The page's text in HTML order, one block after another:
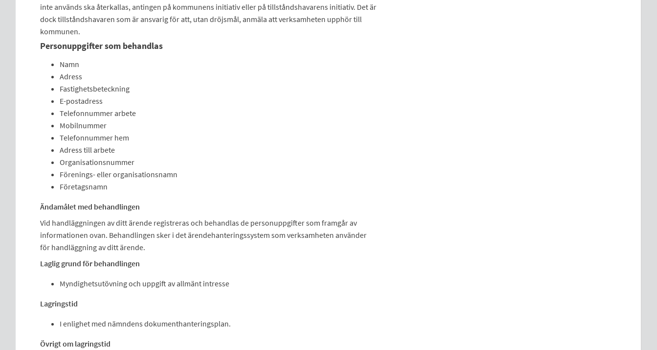
inte används ska återkallas, antingen på kommunens initiativ eller på tillståndshavarens initiativ. Det är
dock tillståndshavaren som är ansvarig för att, utan dröjsmål, anmäla att verksamheten upphör till
kommunen.
Personuppgifter som behandlas
Namn
Adress
Fastighetsbeteckning
E-postadress
Telefonnummer arbete
Mobilnummer
Telefonnummer hem
Adress till arbete
Organisationsnummer
Förenings- eller organisationsnamn
Företagsnamn
Ändamålet med behandlingen
Vid handläggningen av ditt ärende registreras och behandlas de personuppgifter som framgår av
informationen ovan. Behandlingen sker i det ärendehanteringssystem som verksamheten använder
för handläggning av ditt ärende.
Laglig grund för behandlingen
Myndighetsutövning och uppgift av allmänt intresse
Lagringstid
I enlighet med nämndens dokumenthanteringsplan.
Övrigt om lagringstid